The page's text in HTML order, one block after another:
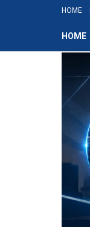
HOME
HOME